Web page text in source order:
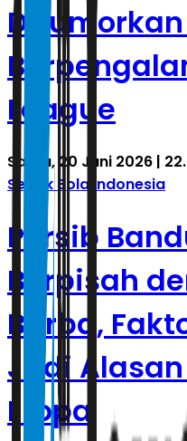
League
Sabtu, 20 Juni 2026 |
Sepak Bola Indonesia
Persib
Berpisah
Barba,
Jadi
Eropa